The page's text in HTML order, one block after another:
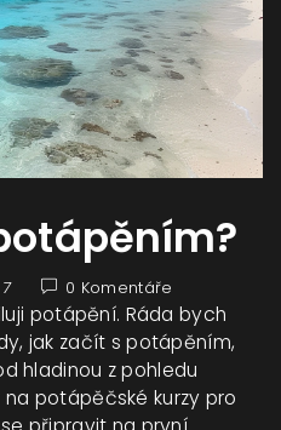
0 Komentáře
potápění. Ráda bych
jak začít s potápěním,
hladinou z pohledu
potápěčské kurzy pro